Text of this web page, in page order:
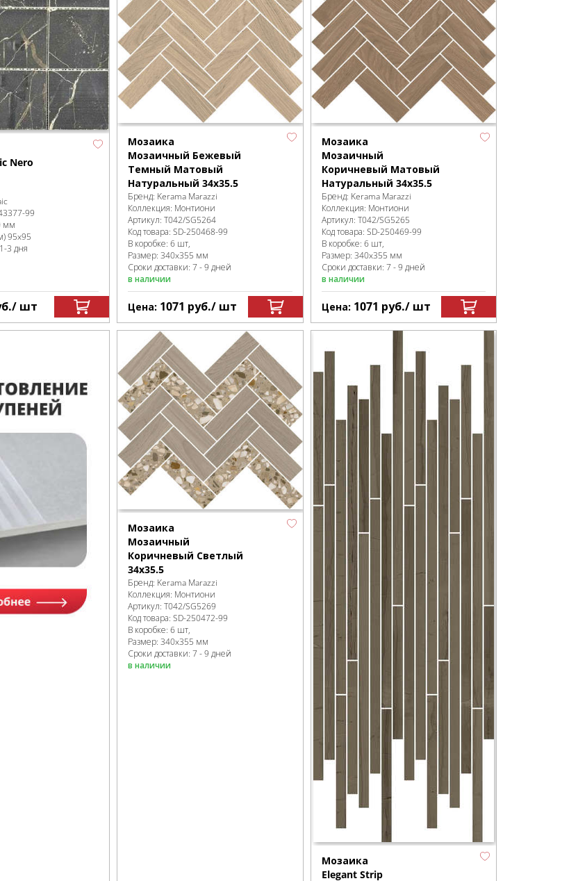
Nero
-99
мм
95x95
3 дня
/ шт
Мозаика
Мозаичный Бежевый
Темный Матовый
Натуральный 34x35.5
Бренд: Kerama Marazzi
Коллекция: Монтиони
Артикул:T042/SG5264
Код товара:SD-250468-99
В коробке:6 шт,
Размер:340x355 мм
Сроки доставки: 7 - 9 дней
в наличии
Цена: 1071 руб./ шт
Мозаика
Мозаичный
Коричневый Матовый
Натуральный 34x35.5
Бренд: Kerama Marazzi
Коллекция: Монтиони
Артикул: T042/SG5265
Код товара: SD-250469-99
В коробке: 6 шт,
Размер: 340x355 мм
Сроки доставки: 7 - 9 дней
в наличии
Цена: 1071 руб./ шт
Мозаика
Мозаичный
Коричневый Светлый
34x35.5
Бренд: Kerama Marazzi
Коллекция: Монтиони
Артикул:T042/SG5269
Код товара:SD-250472-99
В коробке:6 шт,
Размер:340x355 мм
Сроки доставки: 7 - 9 дней
в наличии
Мозаика
Elegant Strip